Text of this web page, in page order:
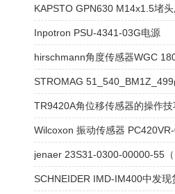
KAPSTO GPN630 M14x1.5堵
Inpotron PSU-4341-03G电源
hirschmann角度传感器WGC
STROMAG
Wilcoxon 振动传感器
jenaer 23S31-0300-00000-55
SCHNEIDER IMD-IM400中发现